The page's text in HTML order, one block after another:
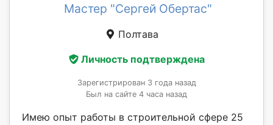
Мастер "Сергей Обертас"
Полтава
Личность подтверждена
Зарегистрирован 3 года назад
Был на сайте 4 часа назад
Имею опыт работы в строительной сфере 25